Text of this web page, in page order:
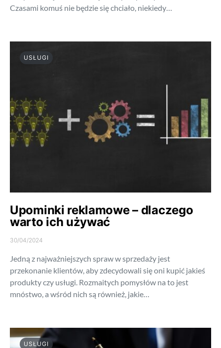
Czasami komuś nie będzie się chciało, niekiedy…
USŁUGI
Upominki reklamowe – dlaczego
warto ich używać
30/04/2024
Jedną z najważniejszych spraw w sprzedaży jest
przekonanie klientów, aby zdecydowali się oni kupić jakieś
produkty czy usługi. Rozmaitych pomysłów na to jest
mnóstwo, a wśród nich są również, jakie…
USŁUGI